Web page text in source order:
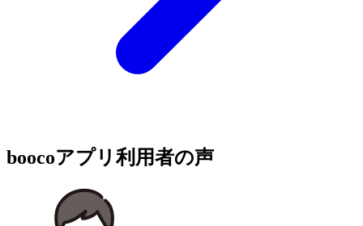
boocoアプリ利用者の声